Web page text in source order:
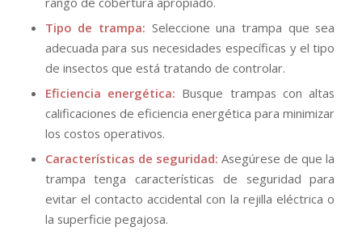
Tipo de trampa: Seleccione una trampa que sea
adecuada para sus necesidades específicas y el tipo
de insectos que está tratando de controlar.
Eficiencia energética: Busque trampas con altas
calificaciones de eficiencia energética para minimizar
los costos operativos.
Características de seguridad: Asegúrese de que la
trampa tenga características de seguridad para
evitar el contacto accidental con la rejilla eléctrica o
la superficie pegajosa.